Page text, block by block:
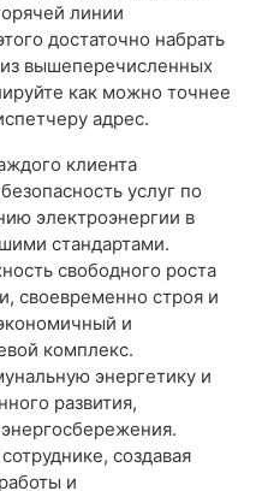
линии
достаточно набрать
вышеперечисленных
как можно точнее
адрес.
клиента
услуг по
электроэнергии в
стандартами.
свободного роста
своевременно строя и
и
комплекс.
энергетику и
развития,
создавая
и